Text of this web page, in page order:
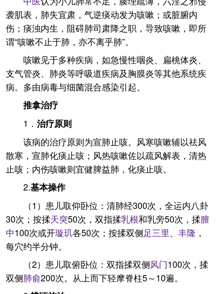
袭肌表，肺失宜肃，气逆痰动发为咳嗽；或脏腑内
伤；痰浊内生，阻碍肺司肃降之职，导致咳嗽，即所
谓“咳嗽不止于肺，亦不离乎肺”。
咳嗽见于多种疾病，如急慢性咽炎、扁桃体炎、
支气管炎、肺炎等呼吸道疾病及胸膜炎等其他系统疾
病。多由病毒与细菌混合感染引起。
推拿治疗
1． 治疗原则
该病的治疗原则为宣肺止咳。风寒咳嗽辅以祛风
散寒，宣肺化痰止咳；风热咳嗽佐以疏风解表，清热
止咳；内伤咳嗽则宜健脾益肺，化痰止咳。
2.基本操作
（1）患儿取仰卧位：清肺经300次，全运内八卦
30次；按揉天突50次，双指揉乳根和乳旁50次，揉膻
中100次或开璇玑各50次；按揉双侧足三里、 丰隆 ，
每穴约半分钟。
（2）患儿取俯卧位：双指揉双侧风门100次，揉
双侧肺俞200次。从上而下轻摩脊柱5～10遍。